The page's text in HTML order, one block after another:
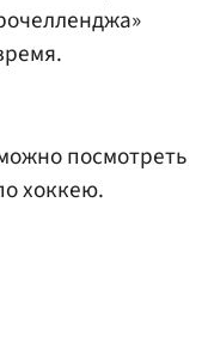
посмотреть
хоккею.